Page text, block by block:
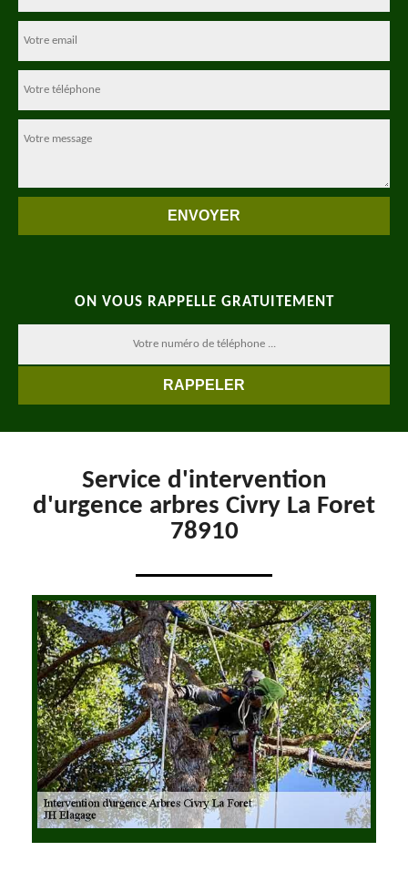
ON VOUS RAPPELLE GRATUITEMENT
Service d'intervention
d'urgence arbres Civry La Foret
78910